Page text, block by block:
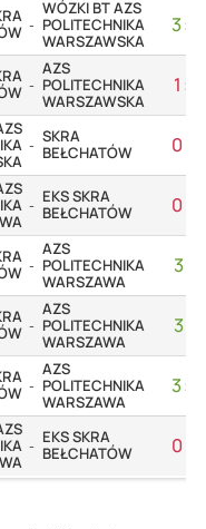
-
WÓZKI BT AZS
POLITECHNIKA
WARSZAWSKA
3:
-
AZS
POLITECHNIKA
WARSZAWSKA
1 :
- SKRA
BEŁCHATÓW
0
- EKS SKRA
BEŁCHATÓW
0
-
AZS
POLITECHNIKA
WARSZAWA
3
-
AZS
POLITECHNIKA
WARSZAWA
3
-
AZS
POLITECHNIKA
WARSZAWA
3:
- EKS SKRA
BEŁCHATÓW
0